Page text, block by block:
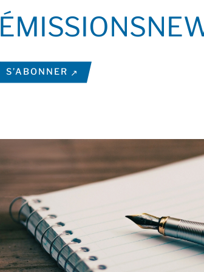
ÉMISSIONS
S’ABONNER